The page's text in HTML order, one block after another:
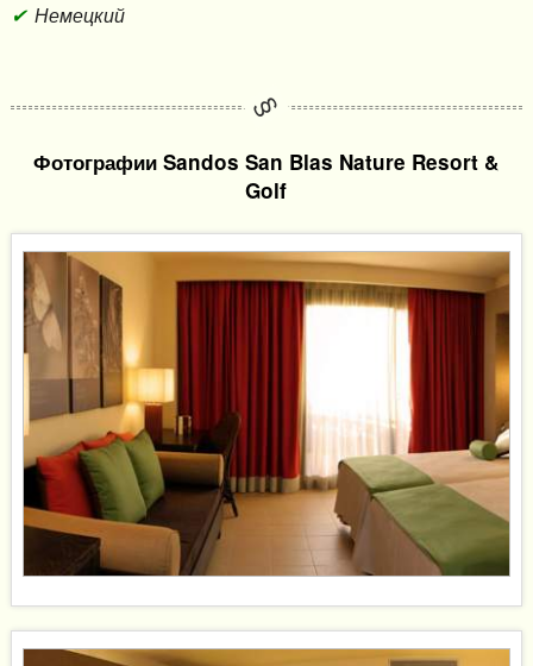
Немецкий
Фотографии Sandos San Blas Nature Resort &
Golf